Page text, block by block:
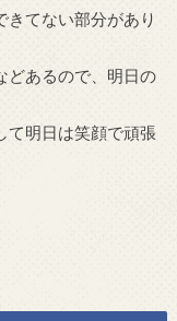
きてない部分があり
どあるので、明日の
て明日は笑顔で頑張